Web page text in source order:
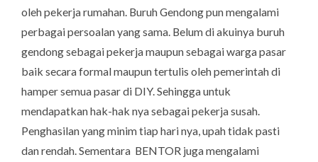
oleh pekerja rumahan. Buruh Gendong pun mengalami
perbagai persoalan yang sama. Belum di akuinya buruh
gendong sebagai pekerja maupun sebagai warga pasar
baik secara formal maupun tertulis oleh pemerintah di
hamper semua pasar di DIY. Sehingga untuk
mendapatkan hak-hak nya sebagai pekerja susah.
Penghasilan yang minim tiap hari nya, upah tidak pasti
dan rendah. Sementara BENTOR juga mengalami